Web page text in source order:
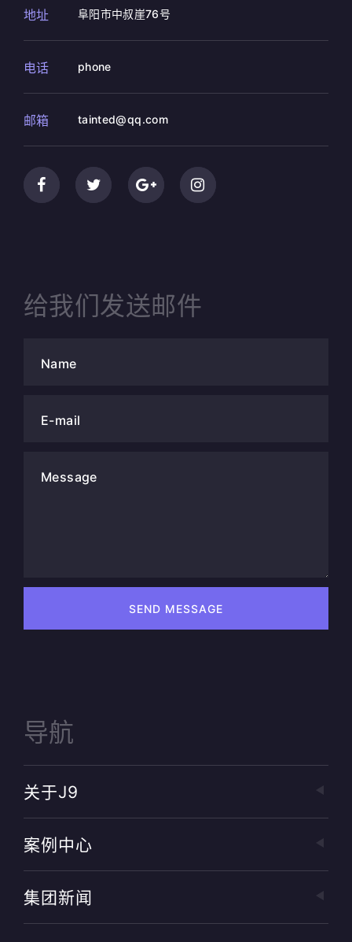
地址 阜阳市中叔崖76号
电话 phone
邮箱 tainted@qq.com
给我们发送邮件
Name
E-mail
Message
SEND MESSAGE
导航
关于J9
案例中心
集团新闻